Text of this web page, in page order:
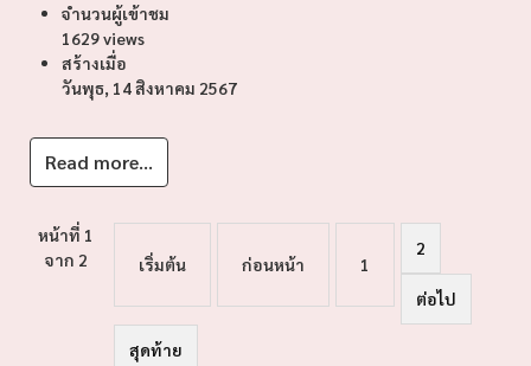
จำนวนผู้เข้าชม
1629 views
สร้างเมื่อ
วันพุธ, 14 สิงหาคม 2567
Read more...
หน้าที่ 1
จาก 2
เริ่มต้น ก่อนหน้า 1
2
ต่อไป
สุดท้าย